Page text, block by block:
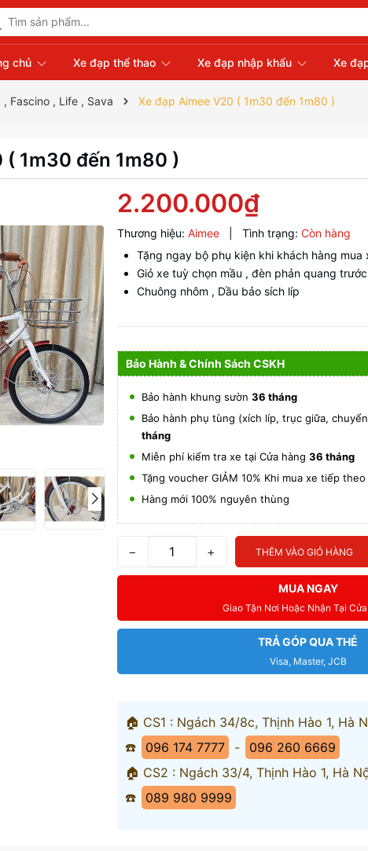
chủ Xe đạp thể thao Xe đạp nhập khẩu Xe
, Fascino , Life , Sava Xe đạp Aimee V20 ( 1m30 đến 1m80 )
( 1m30 đến 1m80 )
2.200.000₫
Thương hiệu: Aimee Tình trạng: Còn hàng
Tặng ngay bộ phụ kiện khi khách hàng mua
Giỏ xe tuỳ chọn mầu , đèn phản quang trước
Chuông nhôm , Dầu bảo sích líp
Bảo Hành & Chính Sách CSKH
Bảo hành khung sườn 36 tháng
Bảo hành phụ tùng (xích líp, trục giữa,
tháng
Miễn phí kiểm tra xe tại Cửa hàng 36 tháng
Tặng voucher GIẢM 10% Khi mua xe tiếp theo
Hàng mới 100% nguyên thùng
− + THÊM VÀO GIỎ HÀNG
MUA NGAY
Giao Tận Nơi Hoặc Nhận Tại
TRẢ GÓP QUA THẺ
Visa, Master, JCB
🏠 CS1 : Ngách 34/8c, Thịnh Hào 1, Hà
☎️
096 174 7777 -
096 260 6669
🏠 CS2 : Ngách 33/4, Thịnh Hào 1, Hà
☎️
089 980 9999